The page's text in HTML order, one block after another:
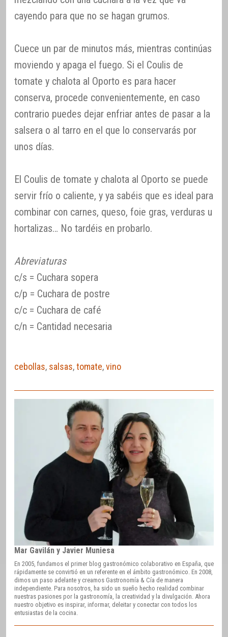
cayendo para que no se hagan grumos.
Cuece un par de minutos más, mientras continúas
moviendo y apaga el fuego. Si el Coulis de
tomate y chalota al Oporto es para hacer
conserva, procede convenientemente, en caso
contrario puedes dejar enfriar antes de pasar a la
salsera o al tarro en el que lo conservarás por
unos días.
El Coulis de tomate y chalota al Oporto se puede
servir frío o caliente, y ya sabéis que es ideal para
combinar con carnes, queso, foie gras, verduras u
hortalizas… No tardéis en probarlo.
Abreviaturas
c/s = Cuchara sopera
c/p = Cuchara de postre
c/c = Cuchara de café
c/n = Cantidad necesaria
cebollas, salsas,tomate,vino
Mar Gavilán y Javier Muniesa
En 2005, fundamos el primer blog gastronómico colaborativo en España, que
rápidamente se convirtió en un referente en el ámbito gastronómico. En 2008,
dimos un paso adelante y creamos Gastronomía & Cía de manera
independiente. Para nosotros, ha sido un sueño hecho realidad combinar
nuestras pasiones por la gastronomía, la creatividad y la divulgación. Ahora
nuestro objetivo es inspirar, informar, deleitar y conectar con todos los
entusiastas de la cocina.